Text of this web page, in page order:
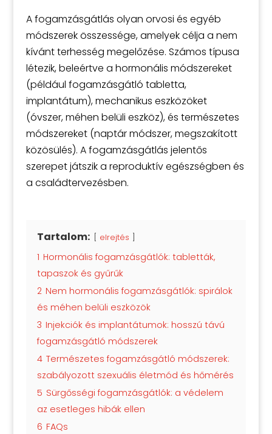
A fogamzásgátlás olyan orvosi és egyéb
módszerek összessége, amelyek célja a nem
kívánt terhesség megelőzése. Számos típusa
létezik, beleértve a hormonális módszereket
(például fogamzásgátló tabletta,
implantátum), mechanikus eszközöket
(óvszer, méhen belüli eszköz), és természetes
módszereket (naptár módszer, megszakított
közösülés). A fogamzásgátlás jelentős
szerepet játszik a reproduktív egészségben és
a családtervezésben.
Tartalom: elrejtés
1 Hormonális fogamzásgátlók: tabletták,
tapaszok és gyűrűk
2 Nem hormonális fogamzásgátlók: spirálok
és méhen belüli eszközök
3 Injekciók és implantátumok: hosszú távú
fogamzásgátló módszerek
4 Természetes fogamzásgátló módszerek:
szabályozott szexuális életmód és hőmérés
5 Sürgősségi fogamzásgátlók: a védelem
az esetleges hibák ellen
6 FAQs